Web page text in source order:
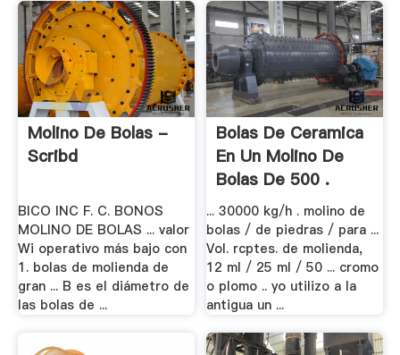
Molino De Bolas -
Scribd
BICO INC F. C. BONOS
MOLINO DE BOLAS ... valor
Wi operativo más bajo con
1. bolas de molienda de
gran ... B es el diámetro de
las bolas de ...
Bolas De Ceramica
En Un Molino De
Bolas De 500 .
... 30000 kg/h . molino de
bolas / de piedras / para ...
Vol. rcptes. de molienda,
12 ml / 25 ml / 50 ... cromo
o plomo .. yo utilizo a la
antigua un ...